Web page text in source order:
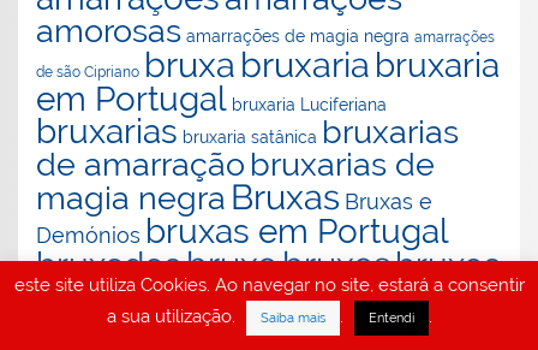
amorosas amarrações de magia negra amarrações
de são Cipriano bruxa bruxaria bruxaria
em Portugal bruxaria Luciferiana
bruxarias bruxaria satânica bruxarias
de amarração bruxarias de
magia negra Bruxas Bruxas e
Demónios bruxas em Portugal
bruxedosbruxobruxosbruxos
em Portugal
desfazer bruxaria
destranca caminhos
feitiços inveja limpeza
este site utiliza Cookies. Ao navegar no site, estará a consentir
a sua utilização.
Saiba mais . Entendi .